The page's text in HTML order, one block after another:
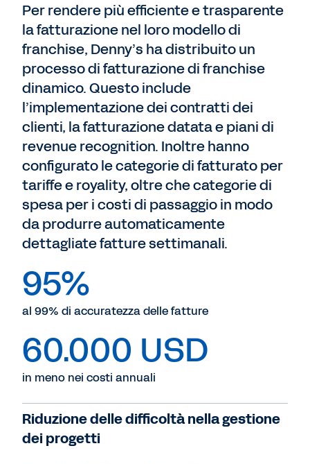
Per rendere più efficiente e trasparente
la fatturazione nel loro modello di
franchise, Denny’s ha distribuito un
processo di fatturazione di franchise
dinamico. Questo include
l’implementazione dei contratti dei
clienti, la fatturazione datata e piani di
revenue recognition. Inoltre hanno
configurato le categorie di fatturato per
tariffe e royality, oltre che categorie di
spesa per i costi di passaggio in modo
da produrre automaticamente
dettagliate fatture settimanali.
95%
al 99% di accuratezza delle fatture
60.000 USD
in meno nei costi annuali
Riduzione delle difficoltà nella gestione
dei progetti